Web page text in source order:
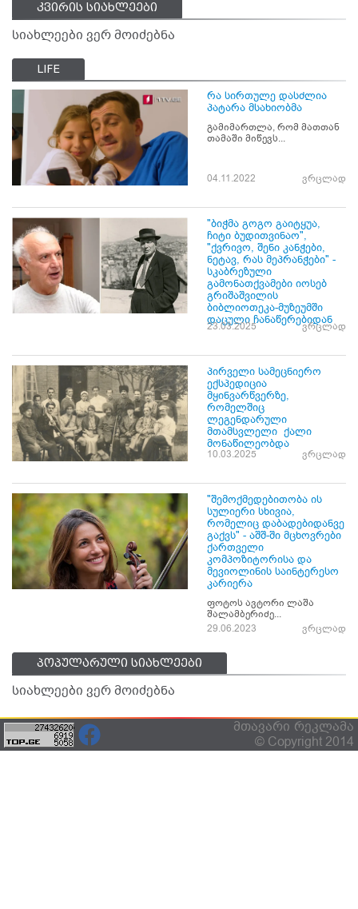
კვირის სიახლეები
სიახლეები ვერ მოიძებნა
LIFE
რა სირთულე დასძლია
პატარა მსახიობმა
გამიმართლა, რომ მათთან
თამაში მიწევს...
04.11.2022 ვრცლად
"ბიჭმა გოგო გაიტყუა,
ჩიტი ბუდითვინაო",
"ქვრივო, შენი კანჭები,
ნეტავ, რას მეპრანჭები" -
სკაბრეზული
გამონათქვამები იოსებ
გრიშაშვილის
ბიბლიოთეკა-მუზეუმში
დაცული ჩანაწერებიდან
23.03.2025 ვრცლად
პირველი სამეცნიერო
ექსპედიცია
მყინვარწვერზე,
რომელშიც
ლეგენდარული
მთამსვლელი ქალი
მონაწილეობდა
10.03.2025 ვრცლად
"შემოქმედებითობა ის
სულიერი სხივია,
რომელიც დაბადებიდანვე
გაქვს" - აშშ-ში მცხოვრები
ქართველი
კომპოზიტორისა და
მევიოლინის საინტერესო
კარიერა
ფოტოს ავტორი ლაშა
შალამბერიძე...
29.06.2023
ვრცლად
პოპულარული სიახლეები
სიახლეები ვერ მოიძებნა
მთავარი რეკლამა
© Copyright 2014